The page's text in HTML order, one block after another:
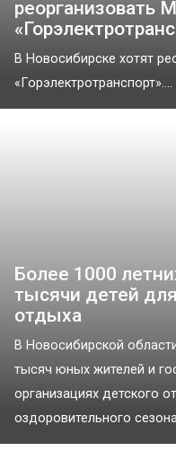
реорганизовать
В Новосибирске хотят
«Горэлектротранспорт»....
Более 1000
тысячи детей
отдыха
В Новосибирской
тысяч юных жителей и
организациях детского
оздоровительного